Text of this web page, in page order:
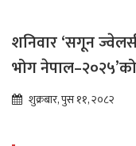
शनिवार ‘सगून
भोग
शुक्रबार, पुस ११, २०८२